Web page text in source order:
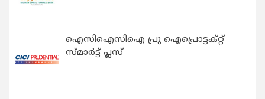
ഐസിഐസിഐ പ്രു ഐപ്രൊട്ടക്റ്റ്
സ്മാർട്ട് പ്ലസ്